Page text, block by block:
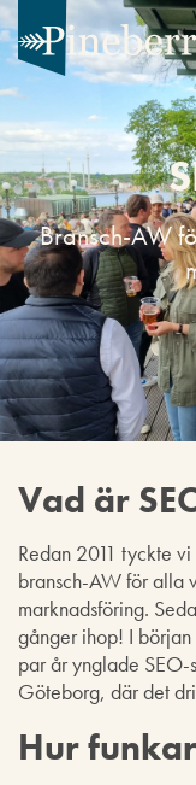
Bransch-AW
Vad är
Redan 2011 tyckte
bransch-AW för alla
marknadsföring.
gånger ihop! I
par år ynglade
Göteborg, där det
Hur